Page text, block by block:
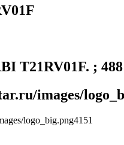
T21RV01F. ;
images/
logo_big.png41 51